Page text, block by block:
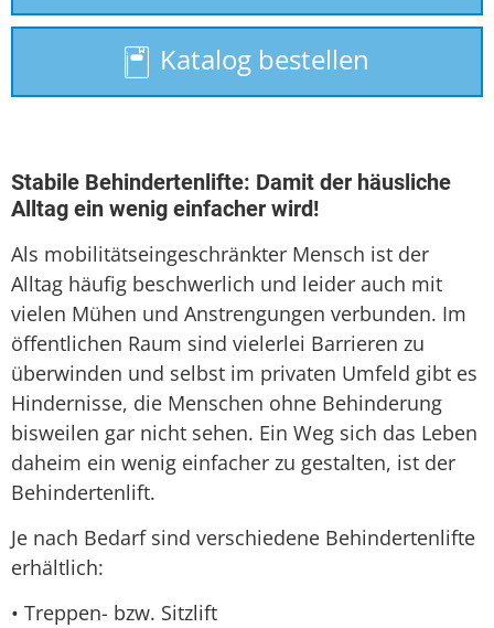
Rollstuhllift
Seniorenlift
Treppenaufzug
Treppenlift
Treppenlift mieten
Katalog bestellen
Stabile Behindertenlifte: Damit der häusliche
Alltag ein wenig einfacher wird!
Als mobilitätseingeschränkter Mensch ist der
Alltag häufig beschwerlich und leider auch mit
vielen Mühen und Anstrengungen verbunden. Im
öffentlichen Raum sind vielerlei Barrieren zu
überwinden und selbst im privaten Umfeld gibt es
Hindernisse, die Menschen ohne Behinderung
bisweilen gar nicht sehen. Ein Weg sich das Leben
daheim ein wenig einfacher zu gestalten, ist der
Behindertenlift.
Je nach Bedarf sind verschiedene Behindertenlifte
erhältlich:
• Treppen- bzw. Sitzlift